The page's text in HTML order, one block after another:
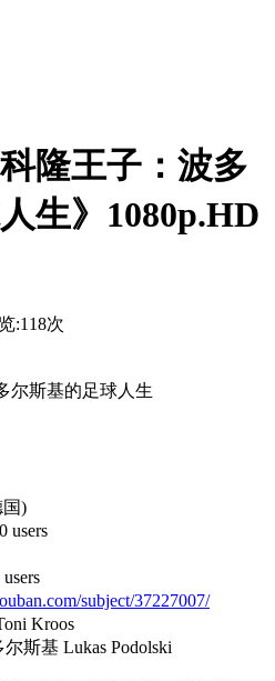
隆王子：波多
生》1080p.HD
:118次
斯基的足球人生
)
users
subject/37227007/
Kroos
Lukas Podolski